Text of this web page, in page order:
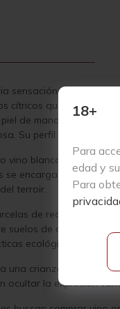
18+
Para
edad y
Para
sensación de
cítricos que
de mandarina. En
Su perfil sedoso,
vino blanco seco,
se encarga
terroir.
de reducido
suelos de arena y
ecológicas y
una crianza sobre lías
ocultar la expresión